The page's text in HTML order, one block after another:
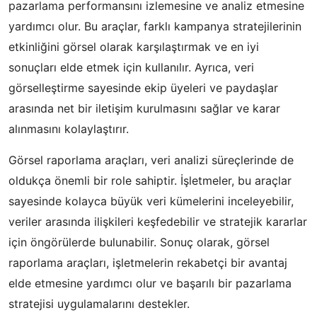
pazarlama performansını izlemesine ve analiz etmesine
yardımcı olur. Bu araçlar, farklı kampanya stratejilerinin
etkinliğini görsel olarak karşılaştırmak ve en iyi
sonuçları elde etmek için kullanılır. Ayrıca, veri
görselleştirme sayesinde ekip üyeleri ve paydaşlar
arasında net bir iletişim kurulmasını sağlar ve karar
alınmasını kolaylaştırır.
Görsel raporlama araçları, veri analizi süreçlerinde de
oldukça önemli bir role sahiptir. İşletmeler, bu araçlar
sayesinde kolayca büyük veri kümelerini inceleyebilir,
veriler arasında ilişkileri keşfedebilir ve stratejik kararlar
için öngörülerde bulunabilir. Sonuç olarak, görsel
raporlama araçları, işletmelerin rekabetçi bir avantaj
elde etmesine yardımcı olur ve başarılı bir pazarlama
stratejisi uygulamalarını destekler.